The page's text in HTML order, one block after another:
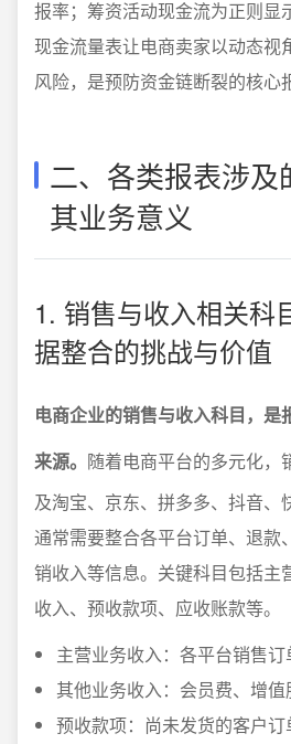
报率；筹资活动现金流为正则显
现金流量表让电商卖家以动态视
风险，是预防资金链断裂的核心
二、各类报表涉及
其业务意义
1. 销售与收入相关科
据整合的挑战与价值
电商企业的销售与收入科目，是
来源。 随着电商平台的多元化，
及淘宝、京东、拼多多、抖音、
通常需要整合各平台订单、退款
销收入等信息。关键科目包括主
收入、预收款项、应收账款等。
主营业务收入：各平台销售订
其他业务收入：会员费、增值
预收款项：尚未发货的客户订